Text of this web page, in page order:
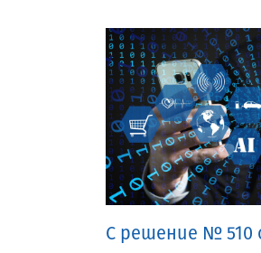
С решение № 510